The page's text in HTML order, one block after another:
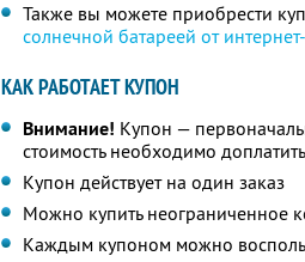
Также вы можете приобрести
солнечной батареей от
КАК РАБОТАЕТ КУПОН
Внимание! Купон —
стоимость необходимо
Купон действует на один заказ
Можно купить неограниченное
Каждым купоном можно